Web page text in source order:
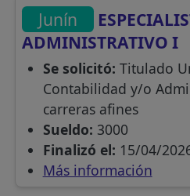
Junín
ADMINISTRATIVO I
Se solicitó: Titulado
Contabilidad y/o
carreras afines
Sueldo: 3000
Finalizó el: 15/04/
Más información